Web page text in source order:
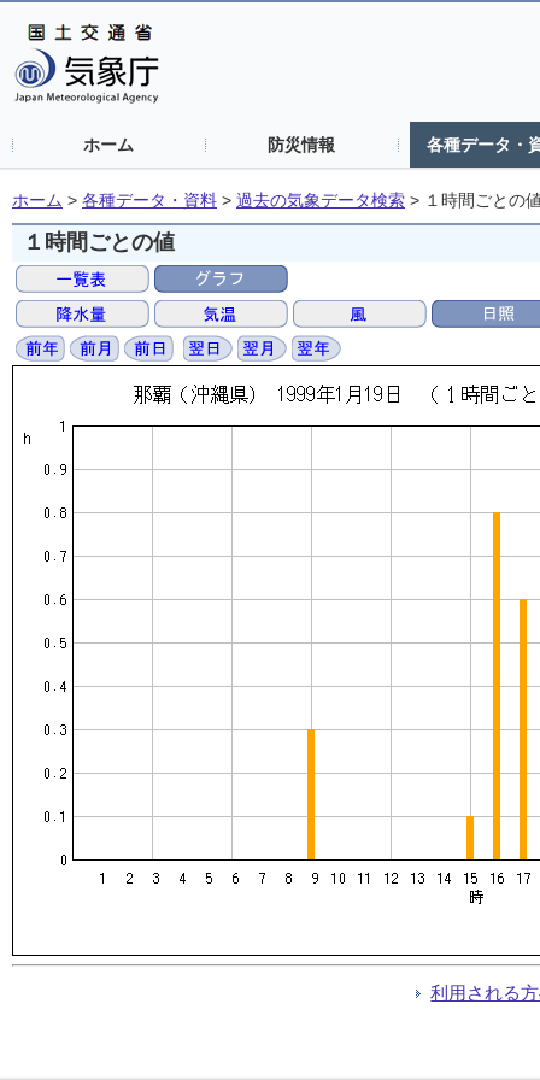
ホーム 防災情報 各種データ・
ホーム > 各種データ・資料 > 過去の気象データ検索 > １時間ごとの
１時間ごとの値
利用される